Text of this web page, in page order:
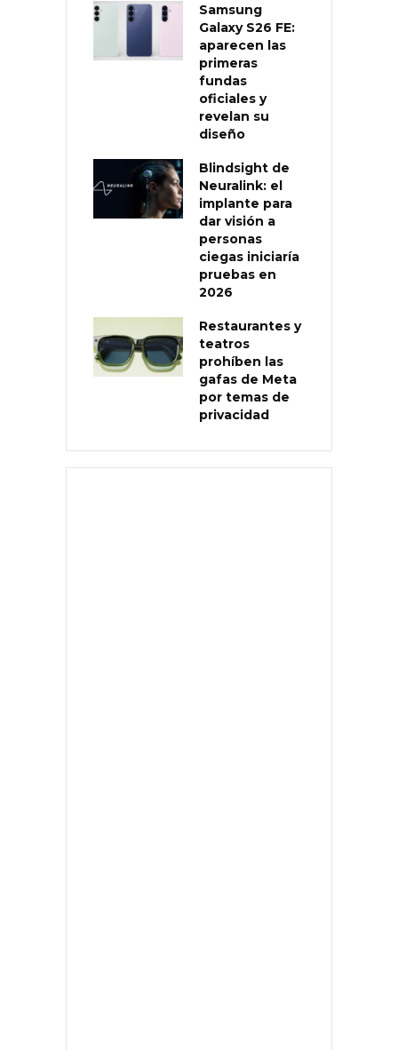
Samsung
Galaxy S26 FE:
aparecen las
primeras
fundas
oficiales y
revelan su
diseño
Blindsight de
Neuralink: el
implante para
dar visión a
personas
ciegas iniciaría
pruebas en
2026
Restaurantes y
teatros
prohíben las
gafas de Meta
por temas de
privacidad